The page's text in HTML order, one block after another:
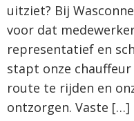
uitziet? Bij
voor dat
representatief en
stapt onze
route te rijden en
ontzorgen. Vaste […]